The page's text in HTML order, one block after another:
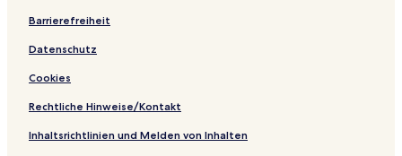
Barrierefreiheit
Datenschutz
Cookies
Rechtliche Hinweise/Kontakt
Inhaltsrichtlinien und Melden von Inhalten